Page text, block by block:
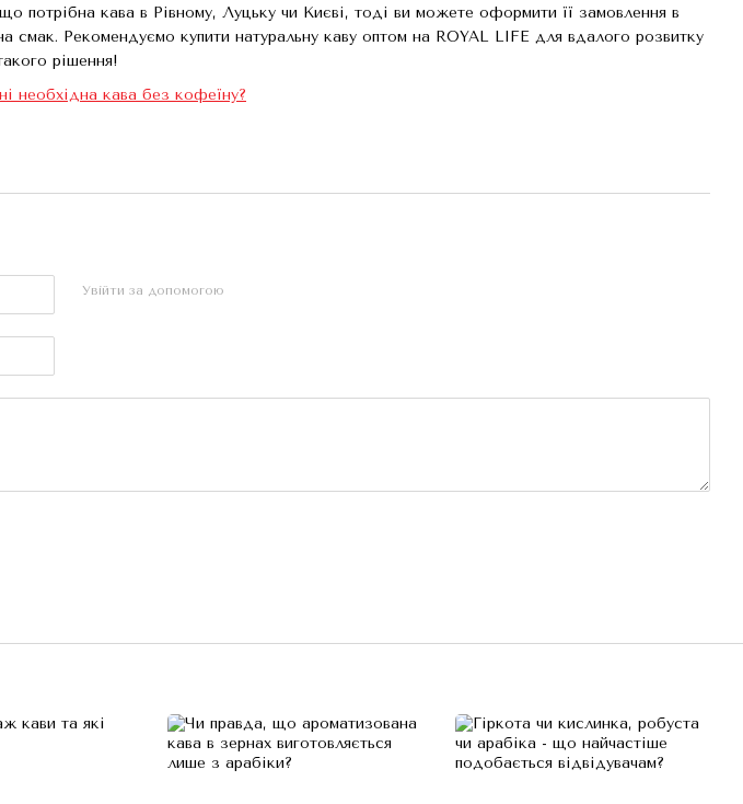
потрібна кава в Рівному, Луцьку чи Києві, тоді ви можете оформити її замовлення в
смак. Рекомендуємо купити натуральну каву оптом на ROYAL LIFE для вдалого розвитку
рішення!
необхідна кава без кофеїну?
Увійти за допомогою